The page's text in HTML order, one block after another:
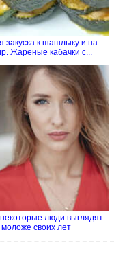
закуска к шашлыку и на
Жареные кабачки с...
люди выглядят
моложе своих лет